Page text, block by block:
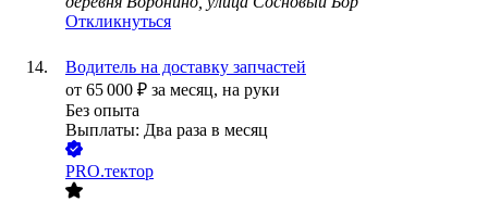
Откликнуться
Водитель на доставку запчастей
от 65 000 ₽ за месяц, на руки
Без опыта
Выплаты: Два раза в месяц
PRO.тектор